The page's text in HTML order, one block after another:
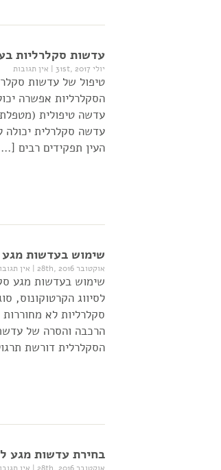
עדשות סקלרליות
יולי 31st, 2017 | אין תגובות
טיפול של עדשות
הסקלרליות אפשרה
עדשה טיפולית
עדשה סקלרלית
העין תפקידים רבים
שימוש בעדשות מגע
אוקטובר 28th, 2016 | אין
שימוש בעדשות מגע
לסיווג הקרטוקונוס,
סקלרליות לא
הרכבה והסרה של
הסקלרלית דורשת
בחירת עדשות מגע